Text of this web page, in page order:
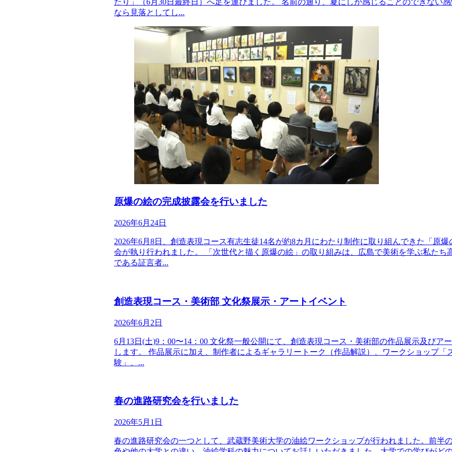
なら見落としてし...
原爆の絵の完成披露会を行いました
2026年6月24日
2026年6月8日、創造表現コース有志生徒14名が約8カ月にわたり制作に取り組んできた「原
会が執り行われました。 「次世代と描く原爆の絵」の取り組みは、広島で美術を学ぶ私たち
である証言者...
創造表現コース・美術部 文化祭展示・アートイベント
2026年6月2日
6月13日(土)9：00〜14：00 文化祭一般公開にて、創造表現コース・美術部の作品展示及びア
します。 作品展示に加え、制作者によるギャラリートーク（作品解説）、ワークショップ「
験」、...
春の進路研究会を行いました
2026年5月1日
春の進路研究会の一つとして、武蔵野美術大学の油絵ワークショップが行われました。前半